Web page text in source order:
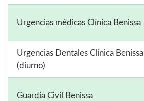
Urgencias médicas Clínica Benissa
Urgencias Dentales Clínica Benissa
(diurno)
Guardia Civil Benissa